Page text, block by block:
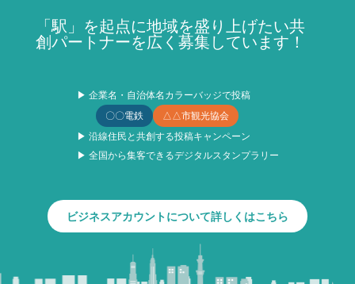
「駅」を起点に地域を盛り上げたい共
創パートナーを広く募集しています！
▶ 企業名・自治体名カラーバッジで投稿
〇〇電鉄
△△市観光協会
▶ 沿線住民と共創する投稿キャンペーン
▶ 全国から集客できるデジタルスタンプラリー
ビジネスアカウントについて詳しくはこちら